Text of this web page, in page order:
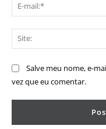
Salve meu nome, e-
vez que eu comentar.